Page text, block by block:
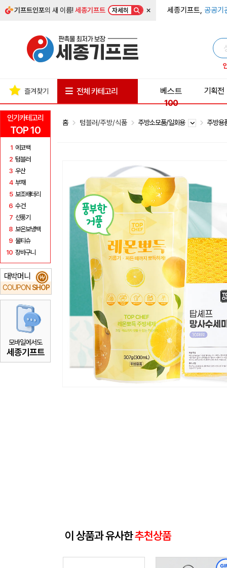
기프트인포의 새 이름!세종기프트 자세히 × 세종기프트, 공공기
인기카테고리
TOP 10
1 에코백
2 텀블러
3 우산
4 부채
5 보조배터리
6 수건
7 선풍기
8 보온보냉백
9 물티슈
10 장바구니
대박머니
COUPON SHOP
₩
모바일에서도
세종기프트
즐겨찾기 전체 카테고리
베스트
100
기획전
홈 텀블러/주방/식품 주방소모품/일회용 주방
이 상품과 유사한추천상품